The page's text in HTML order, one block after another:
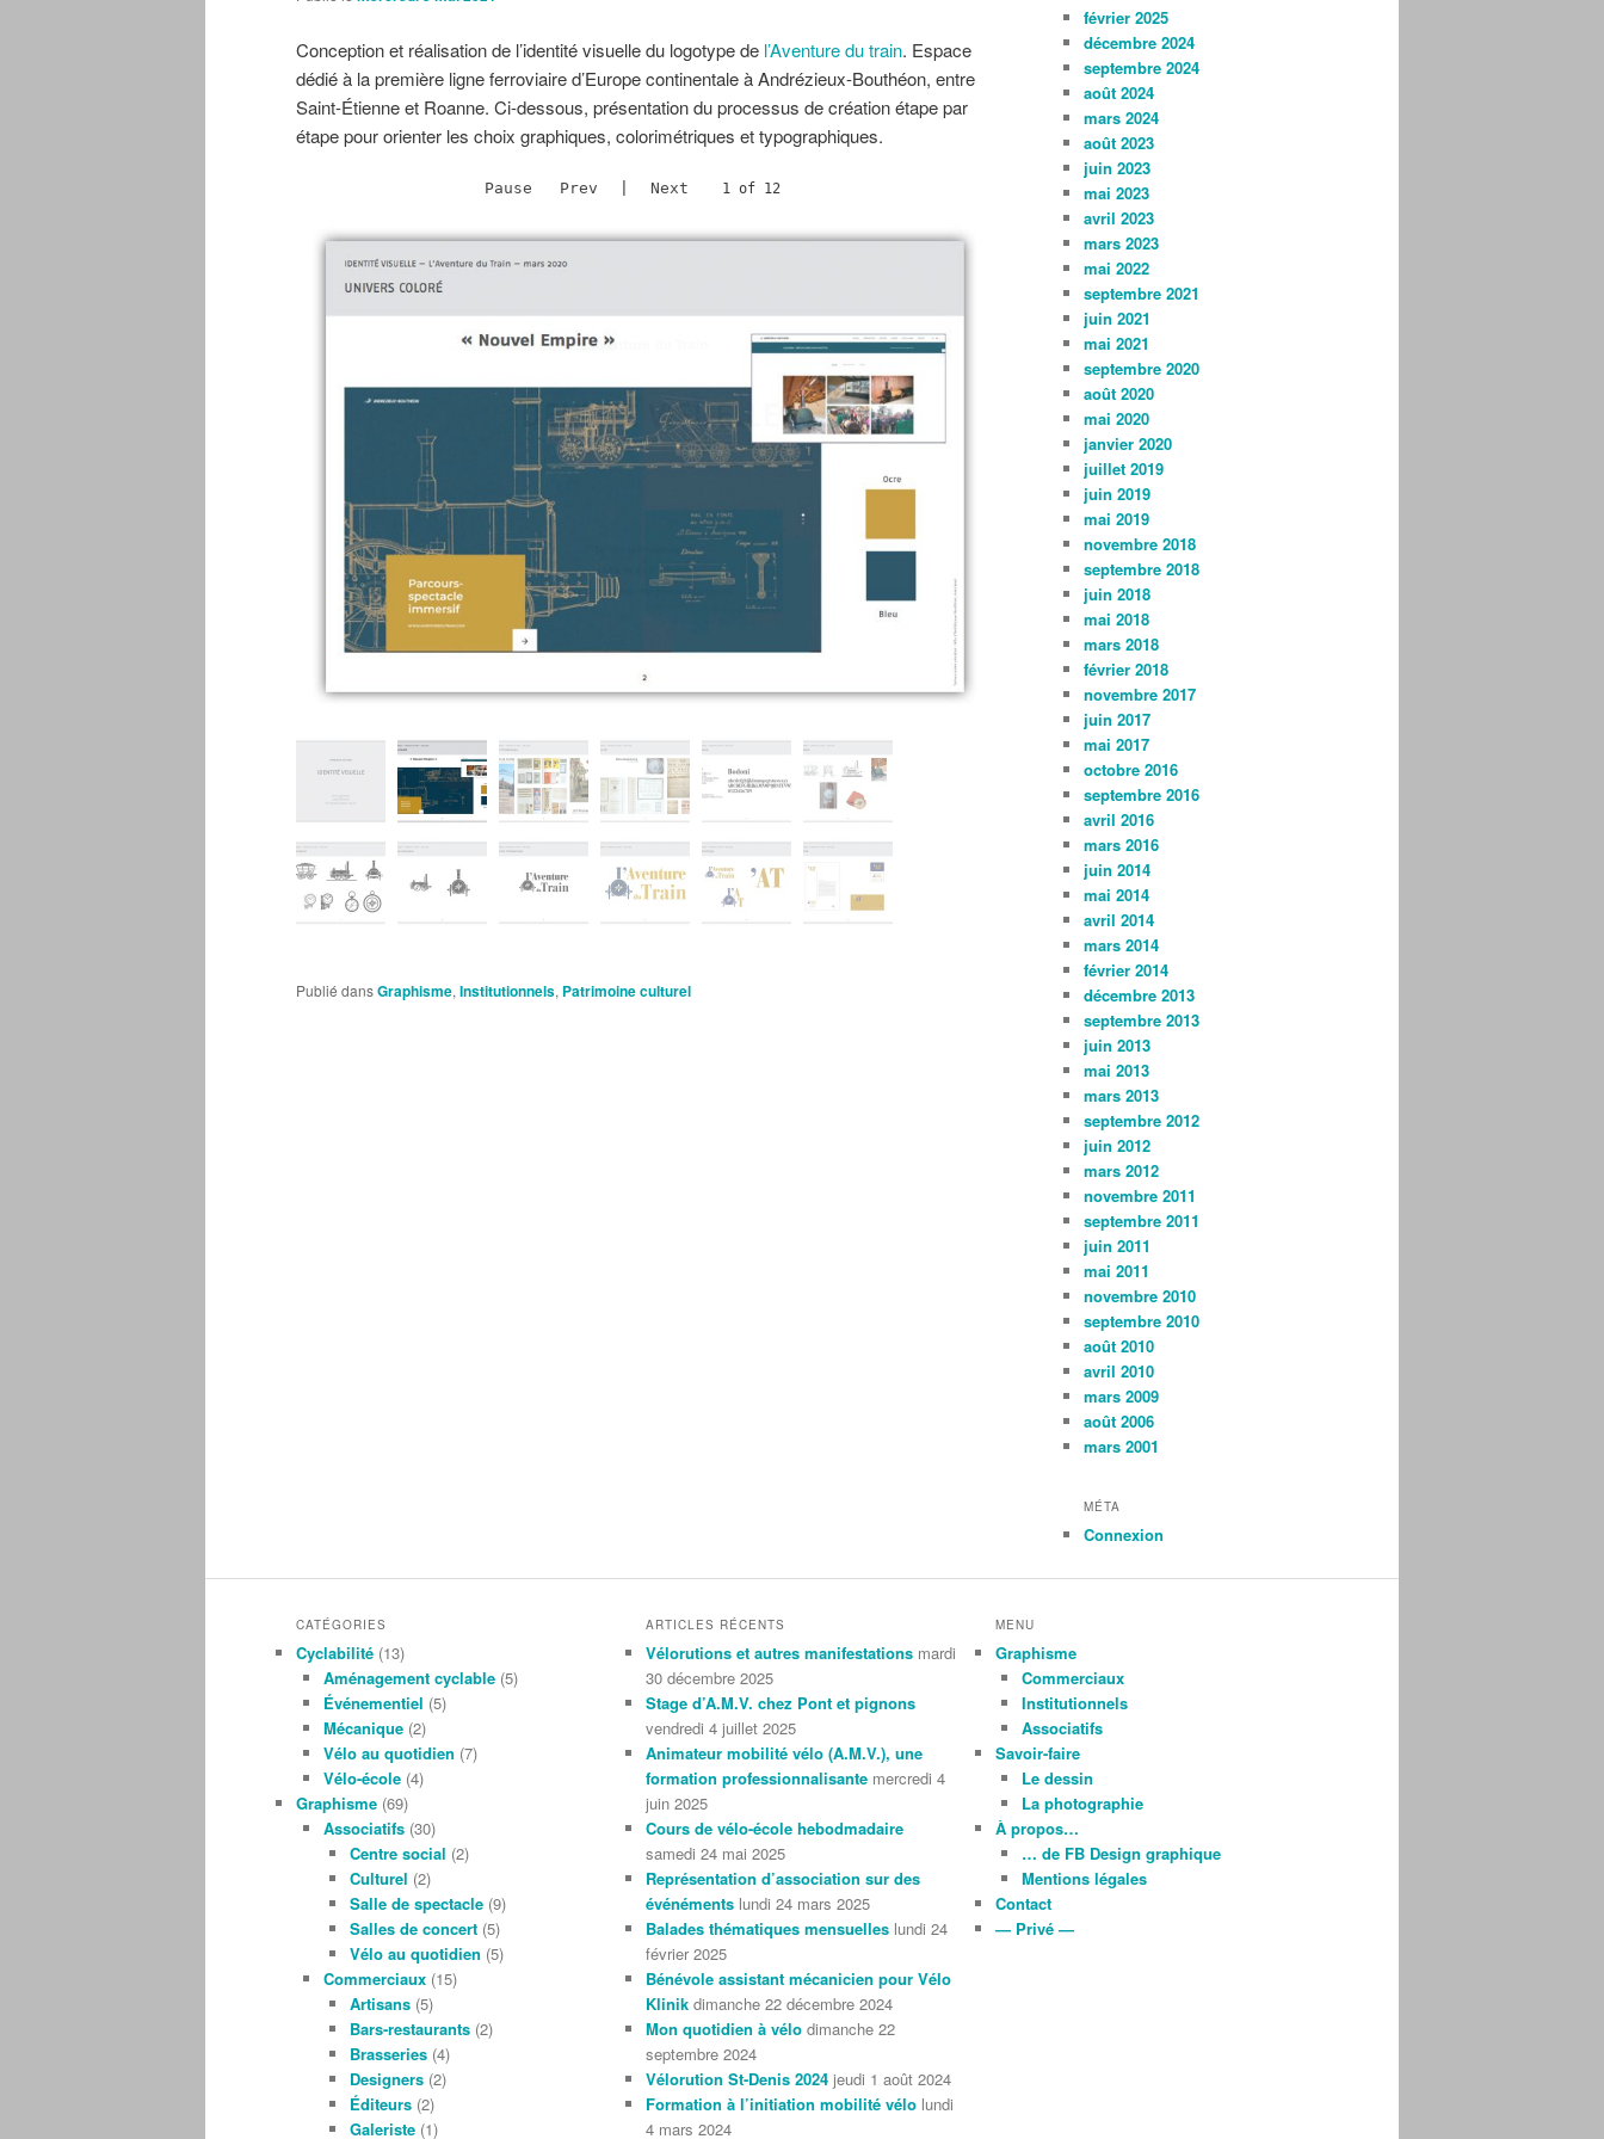
Conception et réalisation de l’identité visuelle du logotype de l’Aventure du train. Espace
dédié à la première ligne ferroviaire d’Europe continentale à Andrézieux-Bouthéon, entre
Saint-Étienne et Roanne. Ci-dessous, présentation du processus de création étape par
étape pour orienter les choix graphiques, colorimétriques et typographiques.
Pause Prev Next 2 of 12
Publié dansGraphisme, Institutionnels, Patrimoine culturel
février 2025
décembre 2024
septembre 2024
août 2024
mars 2024
août 2023
juin 2023
mai 2023
avril 2023
mars 2023
mai 2022
septembre 2021
juin 2021
mai 2021
septembre 2020
août 2020
mai 2020
janvier 2020
juillet 2019
juin 2019
mai 2019
novembre 2018
septembre 2018
juin 2018
mai 2018
mars 2018
février 2018
novembre 2017
juin 2017
mai 2017
octobre 2016
septembre 2016
avril 2016
mars 2016
juin 2014
mai 2014
avril 2014
mars 2014
février 2014
décembre 2013
septembre 2013
juin 2013
mai 2013
mars 2013
septembre 2012
juin 2012
mars 2012
novembre 2011
septembre 2011
juin 2011
mai 2011
novembre 2010
septembre 2010
août 2010
avril 2010
mars 2009
août 2006
mars 2001
MÉTA
Connexion
CATÉGORIES
Cyclabilité (13)
Aménagement cyclable(5)
Événementiel (5)
Mécanique(2)
Vélo au quotidien (7)
Vélo-école(4)
Graphisme (69)
Associatifs(30)
Centre social (2)
Culturel (2)
Salle de spectacle (9)
Salles de concert (5)
Vélo au quotidien (5)
Commerciaux(15)
Artisans (5)
Bars-restaurants (2)
Brasseries (4)
Designers (2)
Éditeurs (2)
Galeriste (1)
ARTICLES RÉCENTS
Vélorutions et autres manifestations mardi
30 décembre 2025
Stage d’A.M.V. chez Pont et pignons
vendredi 4 juillet 2025
Animateur mobilité vélo (A.M.V.), une
formation professionnalisante mercredi 4
juin 2025
Cours de vélo-école hebodmadaire
samedi 24 mai 2025
Représentation d’association sur des
événéments lundi 24 mars 2025
Balades thématiques mensuelles lundi 24
février 2025
Bénévole assistant mécanicien pour Vélo
Klinik dimanche 22 décembre 2024
Mon quotidien à vélo dimanche 22
septembre 2024
Vélorution St-Denis 2024 jeudi 1 août 2024
Formation à l’initiation mobilité vélo lundi
4 mars 2024
MENU
Graphisme
Commerciaux
Institutionnels
Associatifs
Savoir-faire
Le dessin
La photographie
À propos…
… de FB Design graphique
Mentions légales
Contact
— Privé —